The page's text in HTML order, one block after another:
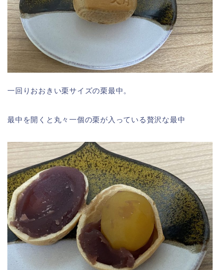
一回りおおきい栗サイズの栗最中。
最中を開くと丸々一個の栗が入っている贅沢な最中